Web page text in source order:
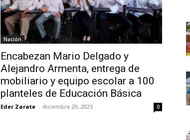
Nación
Encabezan Mario Delgado y
Alejandro Armenta, entrega de
mobiliario y equipo escolar a 100
planteles de Educación Básica
Eder Zarate - diciembre 29, 2025 0